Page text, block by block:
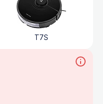
T7S